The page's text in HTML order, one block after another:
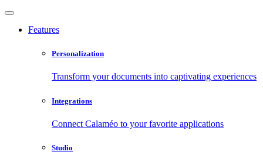
Features
Personalization
Transform your documents into captivating experiences
Integrations
Connect Calaméo to your favorite applications
Studio